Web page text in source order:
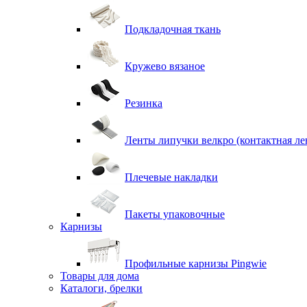
Подкладочная ткань
Кружево вязаное
Резинка
Ленты липучки велкро (контактная
Плечевые накладки
Пакеты упаковочные
Карнизы
Профильные карнизы Pingwie
Товары для дома
Каталоги, брелки